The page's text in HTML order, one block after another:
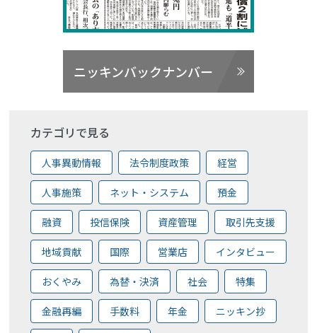
ニッキンバックナンバー
カテゴリで見る
人事異動情報 法令制度政策 経営
人事施策 ネット・システム 預金
融資 投信保険 資産管理 取引先支援
地域貢献 国際 営業店 インタビュー
おくやみ 為替・決済 社会 特集
金融再編 手数料 年金 ニッキン抄